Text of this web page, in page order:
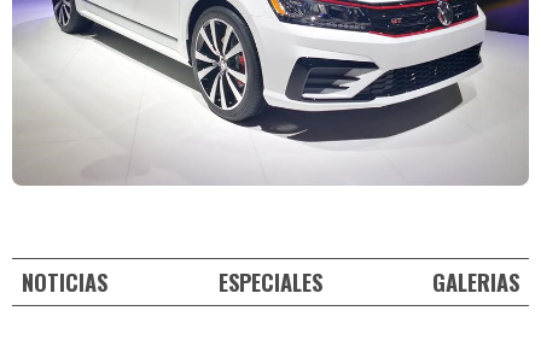
NOTICIAS ESPECIALES GALERIAS